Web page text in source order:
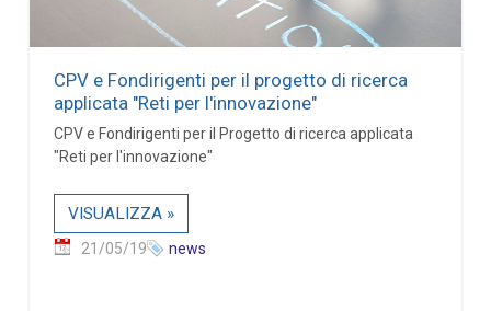
CPV e Fondirigenti per il progetto di ricerca
applicata "Reti per l'innovazione"
CPV e Fondirigenti per il Progetto di ricerca applicata
"Reti per l'innovazione"
VISUALIZZA »
21/05/19 news